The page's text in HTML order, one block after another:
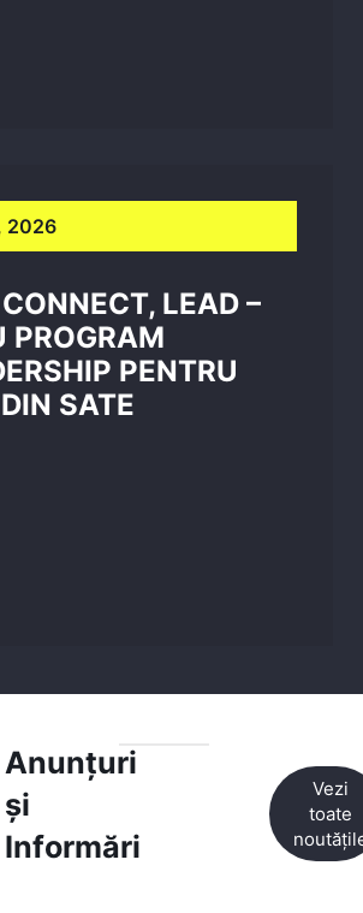
2026
LEAD –
PROGRAM
PENTRU
SATE
Anunțuri
și
Informări
Vezi
toate